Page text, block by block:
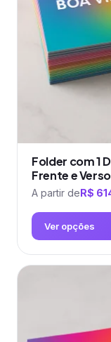
escolhidas
página
produto
Folder com 1
Frente e Verso
A partir deR$
Ver opções
Este
produto
variantes.